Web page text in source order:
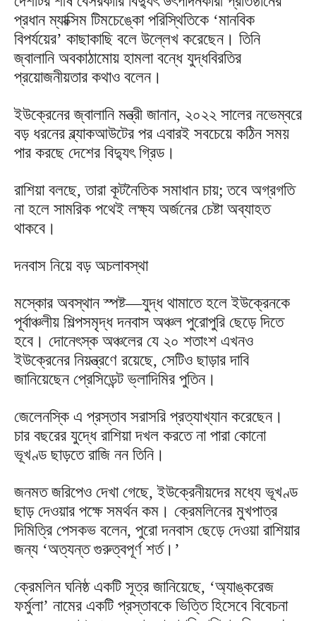
প্রধান ম্যাক্সিম টিমচেঙ্কো পরিস্থিতিকে ‘মানবিক
বিপর্যয়ের’ কাছাকাছি বলে উল্লেখ করেছেন। তিনি
জ্বালানি অবকাঠামোয় হামলা বন্ধে যুদ্ধবিরতির
প্রয়োজনীয়তার কথাও বলেন।
ইউক্রেনের জ্বালানি মন্ত্রী জানান, ২০২২ সালের নভেম্বরে
বড় ধরনের ব্ল্যাকআউটের পর এবারই সবচেয়ে কঠিন সময়
পার করছে দেশের বিদ্যুৎ গ্রিড।
রাশিয়া বলছে, তারা কূটনৈতিক সমাধান চায়; তবে অগ্রগতি
না হলে সামরিক পথেই লক্ষ্য অর্জনের চেষ্টা অব্যাহত
থাকবে।
দনবাস নিয়ে বড় অচলাবস্থা
মস্কোর অবস্থান স্পষ্ট—যুদ্ধ থামাতে হলে ইউক্রেনকে
পূর্বাঞ্চলীয় শিল্পসমৃদ্ধ দনবাস অঞ্চল পুরোপুরি ছেড়ে দিতে
হবে। দোনেৎস্ক অঞ্চলের যে ২০ শতাংশ এখনও
ইউক্রেনের নিয়ন্ত্রণে রয়েছে, সেটিও ছাড়ার দাবি
জানিয়েছেন প্রেসিডেন্ট ভ্লাদিমির পুতিন।
জেলেনস্কি এ প্রস্তাব সরাসরি প্রত্যাখ্যান করেছেন।
চার বছরের যুদ্ধে রাশিয়া দখল করতে না পারা কোনো
ভূখণ্ড ছাড়তে রাজি নন তিনি।
জনমত জরিপেও দেখা গেছে, ইউক্রেনীয়দের মধ্যে ভূখণ্ড
ছাড় দেওয়ার পক্ষে সমর্থন কম। ক্রেমলিনের মুখপাত্র
দিমিত্রি পেসকভ বলেন, পুরো দনবাস ছেড়ে দেওয়া রাশিয়ার
জন্য ‘অত্যন্ত গুরুত্বপূর্ণ শর্ত।’
ক্রেমলিন ঘনিষ্ঠ একটি সূত্র জানিয়েছে, ‘অ্যাঙ্করেজ
ফর্মুলা’ নামের একটি প্রস্তাবকে ভিত্তি হিসেবে বিবেচনা